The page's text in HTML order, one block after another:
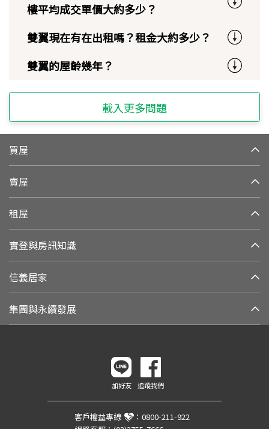
樓平均成交單價大約多少？
雙翼現在有在出租嗎？租金大約多少？
雙翼的屋齡幾年？
載入更多問題
買屋
賣屋
租屋
實登與房訊知識
信義居家
集團與永續發展
加好友 追蹤我們
客戶權益專線 ： 0800-211-922